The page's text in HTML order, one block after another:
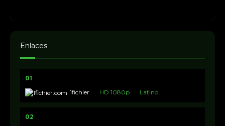
Enlaces
01
1fichier
HD 1080p Latino
02